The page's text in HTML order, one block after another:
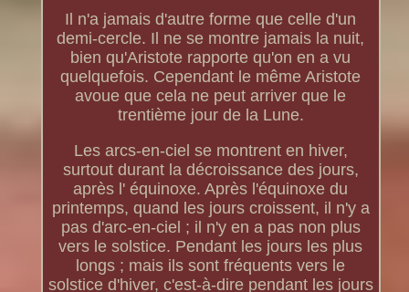
Il n'a jamais d'autre forme que celle d'un
demi-cercle. Il ne se montre jamais la nuit,
bien qu'Aristote rapporte qu'on en a vu
quelquefois. Cependant le même Aristote
avoue que cela ne peut arriver que le
trentième jour de la Lune.
Les arcs-en-ciel se montrent en hiver,
surtout durant la décroissance des jours,
après l' équinoxe. Après l'équinoxe du
printemps, quand les jours croissent, il n'y a
pas d'arc-en-ciel ; il n'y en a pas non plus
vers le solstice. Pendant les jours les plus
longs ; mais ils sont fréquents vers le
solstice d'hiver, c'est-à-dire pendant les jours